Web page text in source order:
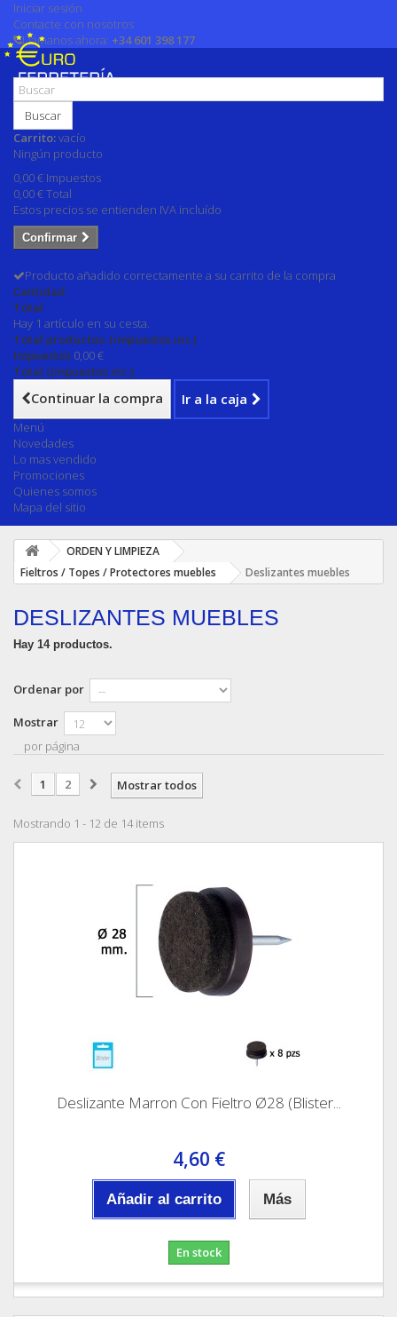
Iniciar sesión
Contacte con nosotros
Llámanos ahora: +34 601 398 177
Buscar
Carrito:vacío
Ningún producto
0,00 € Impuestos
0,00 €Total
Estos precios se entienden IVA incluído
Confirmar
Producto añadido correctamente a su carrito de la compra
Cantidad
Total
Hay 1 artículo en su cesta.
Total productos: (impuestos inc.)
Impuestos 0,00 €
Total (impuestos inc.)
Continuar la compra Ir a la caja
Menú
Novedades
Lo mas vendido
Promociones
Quienes somos
Mapa del sitio
ORDEN Y LIMPIEZA
Fieltros / Topes / Protectores muebles
Deslizantes muebles
DESLIZANTES MUEBLES
Hay 14 productos.
Ordenar por
Mostrar
por página
Mostrar todos
1 2
Mostrando 1 - 12 de 14 items
Deslizante Marron Con Fieltro Ø28 (Blister...
4,60 €
Añadir al carrito Más
En stock